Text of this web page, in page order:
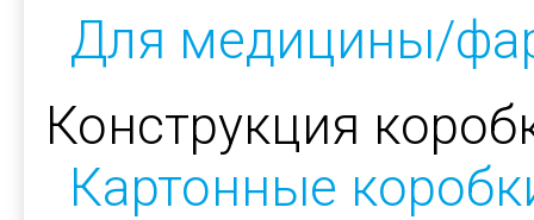
Для медицины/
Конструкция
Картонные